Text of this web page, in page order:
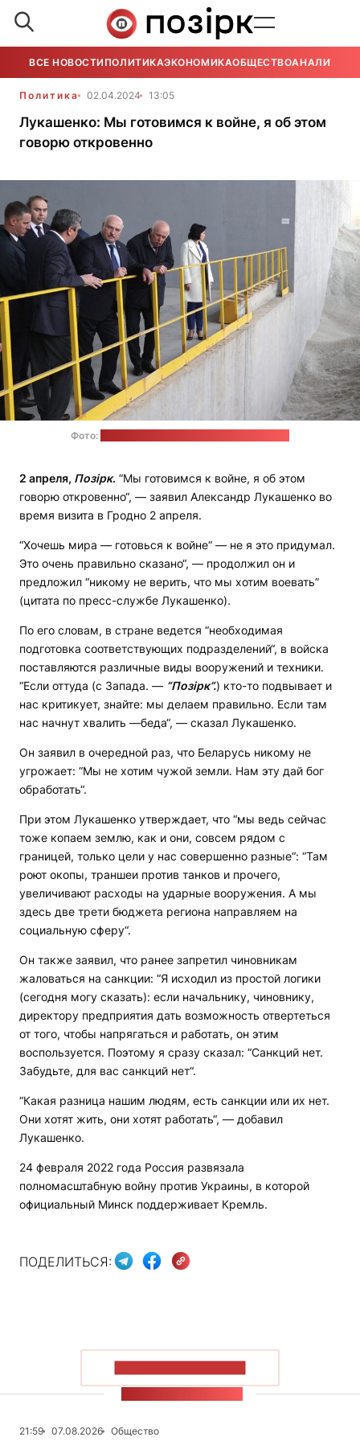
ВСЕ НОВОСТИ ПОЛИТИКАЭКОНОМИКАОБЩЕСТВОАНАЛИТИКА
Политика 02.04.2024 13:05
Лукашенко: Мы готовимся к войне, я об этом
говорю откровенно
Фото:
2 апреля, Позірк. “Мы готовимся к войне, я об этом
говорю откровенно“, — заявил Александр Лукашенко во
время визита в Гродно 2 апреля.
“Хочешь мира — готовься к войне“ — не я это придумал.
Это очень правильно сказано“, — продолжил он и
предложил “никому не верить, что мы хотим воевать”
(цитата по пресс-службе Лукашенко).
По его словам, в стране ведется “необходимая
подготовка соответствующих подразделений“, в войска
поставляются различные виды вооружений и техники.
“Если оттуда (с Запада. — “Позірк”.) кто-то подвывает и
нас критикует, знайте: мы делаем правильно. Если там
нас начнут хвалить —беда“, — сказал Лукашенко.
Он заявил в очередной раз, что Беларусь никому не
угрожает: “Мы не хотим чужой земли. Нам эту дай бог
обработать“.
При этом Лукашенко утверждает, что “мы ведь сейчас
тоже копаем землю, как и они, совсем рядом с
границей, только цели у нас совершенно разные“: “Там
роют окопы, траншеи против танков и прочего,
увеличивают расходы на ударные вооружения. А мы
здесь две трети бюджета региона направляем на
социальную сферу“.
Он также заявил, что ранее запретил чиновникам
жаловаться на санкции: “Я исходил из простой логики
(сегодня могу сказать): если начальнику, чиновнику,
директору предприятия дать возможность отвертеться
от того, чтобы напрягаться и работать, он этим
воспользуется. Поэтому я сразу сказал: “Санкций нет.
Забудьте, для вас санкций нет“.
“Какая разница нашим людям, есть санкции или их нет.
Они хотят жить, они хотят работать“, — добавил
Лукашенко.
24 февраля 2022 года Россия развязала
полномасштабную войну против Украины, в которой
официальный Минск поддерживает Кремль.
ПОДЕЛИТЬСЯ:
21:59 07.08.2026 Общество